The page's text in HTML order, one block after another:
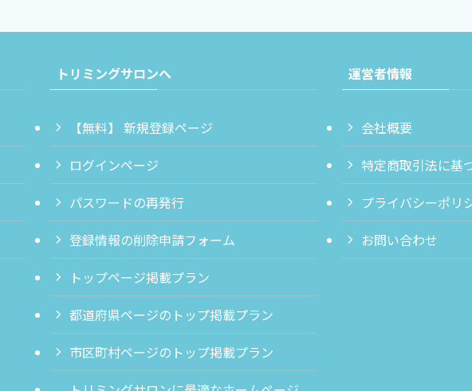
トリミングサロンへ
【無料】 新規登録ページ
ログインページ
パスワードの再発行
登録情報の削除申請フォーム
トップページ掲載プラン
都道府県ページのトップ掲載プラン
市区町村ページのトップ掲載プラン
運営者情報
会社概要
特定商取引法に基
プライバシーポリ
お問い合わせ